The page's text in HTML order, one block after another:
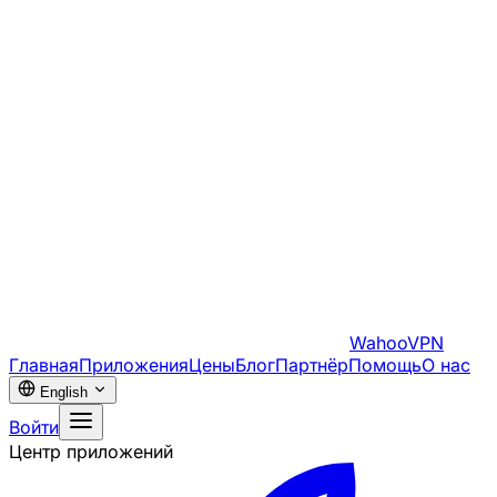
WahooVPN
ГлавнаяПриложенияЦеныБлогПартнёрПомощьО нас
English
Войти
Центр приложений